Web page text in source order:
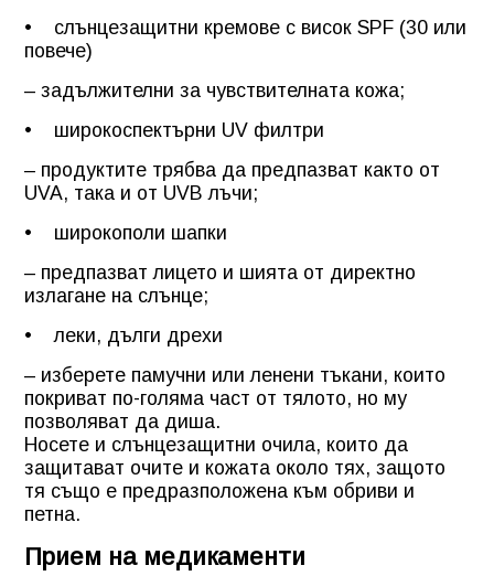
• слънцезащитни кремове с висок SPF (30 или
повече)
– задължителни за чувствителната кожа;
• широкоспектърни UV филтри
– продуктите трябва да предпазват както от
UVA, така и от UVB лъчи;
• широкополи шапки
– предпазват лицето и шията от директно
излагане на слънце;
• леки, дълги дрехи
– изберете памучни или ленени тъкани, които
покриват по-голяма част от тялото, но му
позволяват да диша.
Носете и слънцезащитни очила, които да
защитават очите и кожата около тях, защото
тя също е предразположена към обриви и
петна.
Прием на медикаменти